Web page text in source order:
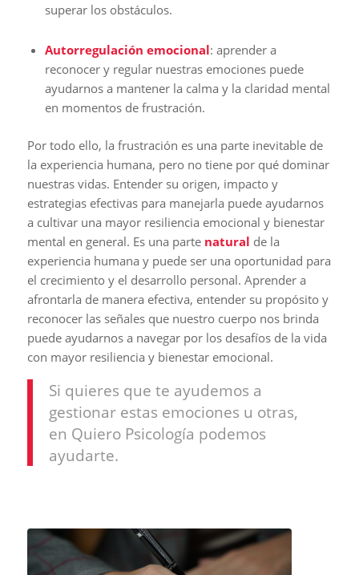
superar los obstáculos.
Autorregulación emocional: aprender a
reconocer y regular nuestras emociones puede
ayudarnos a mantener la calma y la claridad mental
en momentos de frustración.
Por todo ello, la frustración es una parte inevitable de
la experiencia humana, pero no tiene por qué dominar
nuestras vidas. Entender su origen, impacto y
estrategias efectivas para manejarla puede ayudarnos
a cultivar una mayor resiliencia emocional y bienestar
mental en general. Es una parte natural de la
experiencia humana y puede ser una oportunidad para
el crecimiento y el desarrollo personal. Aprender a
afrontarla de manera efectiva, entender su propósito y
reconocer las señales que nuestro cuerpo nos brinda
puede ayudarnos a navegar por los desafíos de la vida
con mayor resiliencia y bienestar emocional.
Si quieres que te ayudemos a
gestionar estas emociones u otras,
en Quiero Psicología podemos
ayudarte.